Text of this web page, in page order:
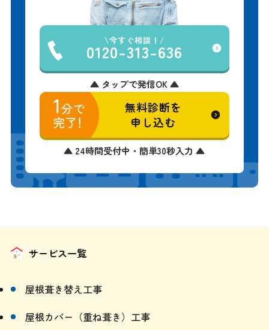
今すぐ相談！
0120-313-636
▲ タップで発信OK ▲
無料診断を
申し込む
▲ 24時間受付中・簡単30秒入力 ▲
サービス一覧
屋根葺き替え工事
屋根カバー（重ね葺き）工事